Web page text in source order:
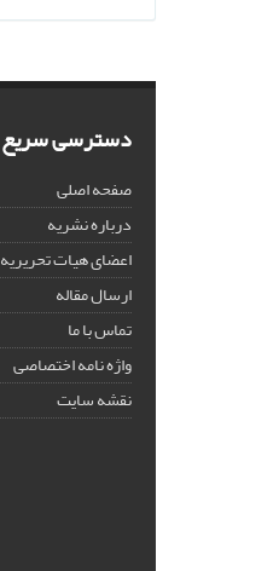
دسترسی سریع
صفحه اصلی
درباره نشریه
اعضای هیات تحریریه
ارسال مقاله
تماس با ما
واژه نامه اختصاصی
نقشه سایت